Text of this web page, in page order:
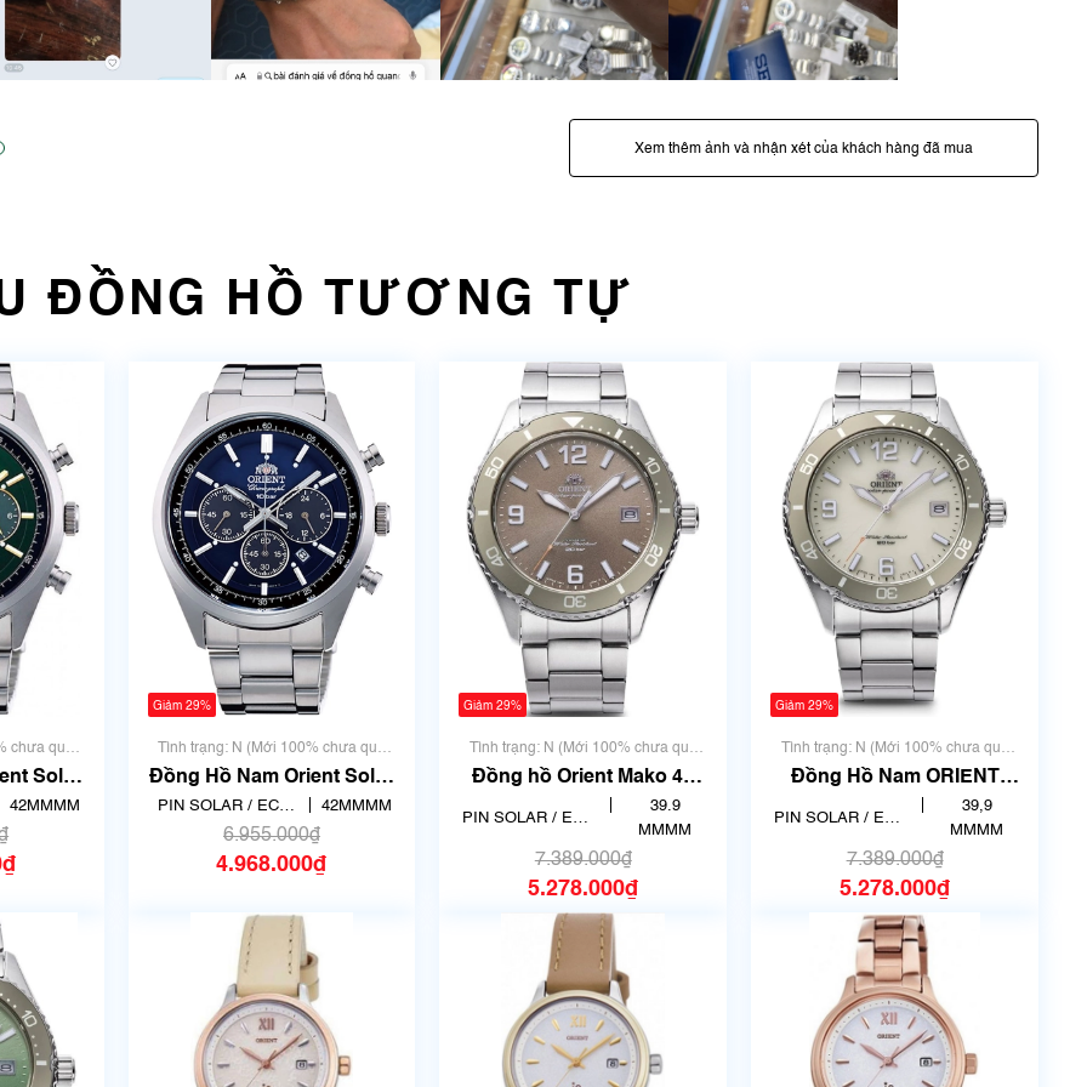
Xem thêm ảnh và nhận xét của khách hàng đã mua
ĐỒNG HỒ TƯƠNG TỰ
chưa qua
Solar
42MMMM
Giảm 29%
Tình trạng: N (Mới 100% chưa qua
sử dụng)
Đồng Hồ Nam Orient Solar
WV-0021TX
PIN SOLAR / ECO
DRIVE
42MMMM
6.955.000₫
4.968.000₫
Giảm 29%
Tình trạng: N (Mới 100% chưa qua
sử dụng)
Đồng hồ Orient Mako 40
RN-WJ0004Y
PIN SOLAR / ECO
39.9
MMMM
7.389.000₫
5.278.000₫
Giảm 29%
Tình trạng: N (Mới 100% chưa qua
sử dụng)
Đồng Hồ Nam ORIENT
Mako RN-WJ0003S
PIN SOLAR / ECO
39,9
MMMM
7.389.000₫
5.278.000₫